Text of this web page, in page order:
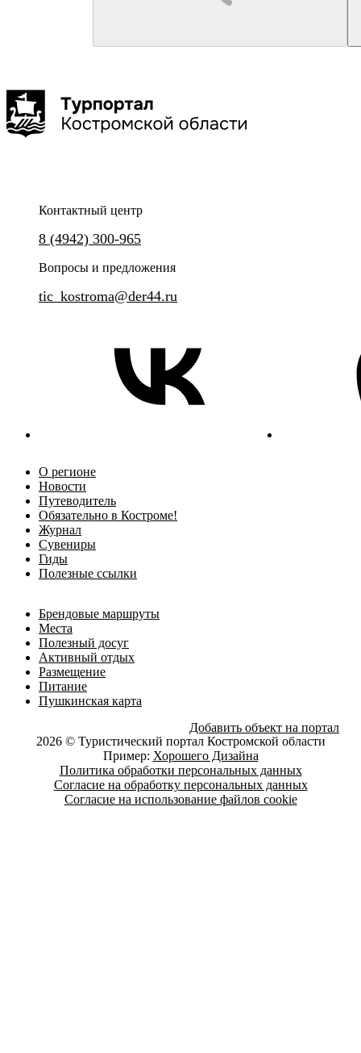
и квесты, а также мастер-классы в компании
Контактный центр
8 (4942) 300-965
Вопросы и предложения
tic_kostroma@der44.ru
О регионе
Новости
Путеводитель
Обязательно в Костроме!
Журнал
Сувениры
Гиды
Полезные ссылки
Брендовые маршруты
Места
Полезный досуг
Активный отдых
Размещение
Питание
Пушкинская карта
Добавить объект на портал
2026 © Туристический портал Костромской области
Пример: Хорошего Дизайна
Политика обработки персональных данных
Согласие на обработку персональных данных
Согласие на использование файлов cookie